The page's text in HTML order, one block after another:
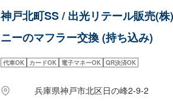
神戸北町SS / 出光リテール販売(
ニーのマフラー交換 (持ち込み)
代車OK カードOK 電子マネーOK QR決済OK
兵庫県神戸市北区日の峰2-9-2